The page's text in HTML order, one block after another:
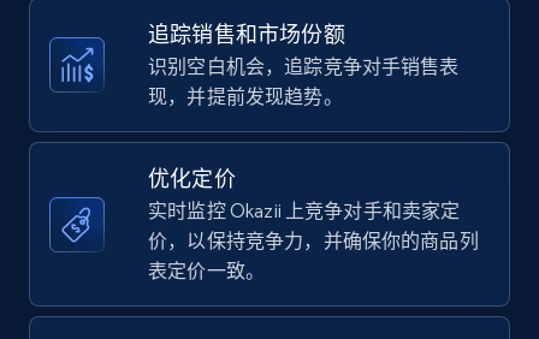
Amazon Reviews
URL, Product name, Product rating, Product
rating object, Product rating max, Rating,
Author name, Asin, and more.
7.4K+ 872+
追踪销售和市场份额
识别空白机会，追踪竞争对手销售表
现，并提前发现趋势。
优化定价
实时监控 Okazii 上竞争对手和卖家定
价，以保持竞争力，并确保你的商品列
表定价一致。